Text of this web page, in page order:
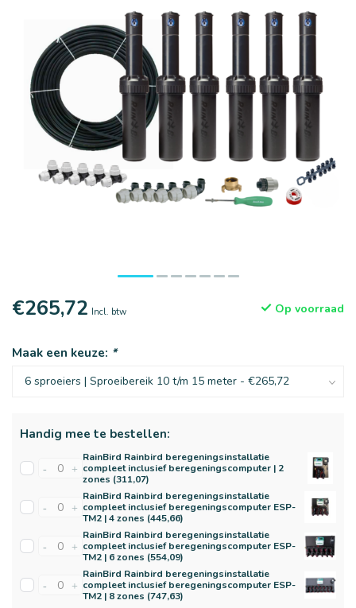
€265,72 Incl. btw Op voorraad
Maak een keuze: *
Handig mee te bestellen:
- +
RainBird Rainbird beregeningsinstallatie
compleet inclusief beregeningscomputer | 2
zones (311,07)
- +
RainBird Rainbird beregeningsinstallatie
compleet inclusief beregeningscomputer ESP-
TM2 | 4 zones (445,66)
- +
RainBird Rainbird beregeningsinstallatie
compleet inclusief beregeningscomputer ESP-
TM2 | 6 zones (554,09)
- +
RainBird Rainbird beregeningsinstallatie
compleet inclusief beregeningscomputer ESP-
TM2 | 8 zones (747,63)